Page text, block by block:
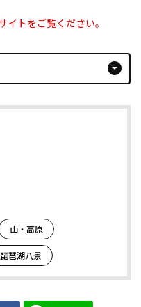
トをご覧ください。
arrow_drop_down_circle
山・高原
琵琶湖八景